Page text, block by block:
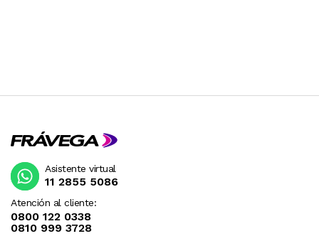
Atención al cliente:
0800 122 0338
0810 999 3728
Asistente virtual
11 2855 5086